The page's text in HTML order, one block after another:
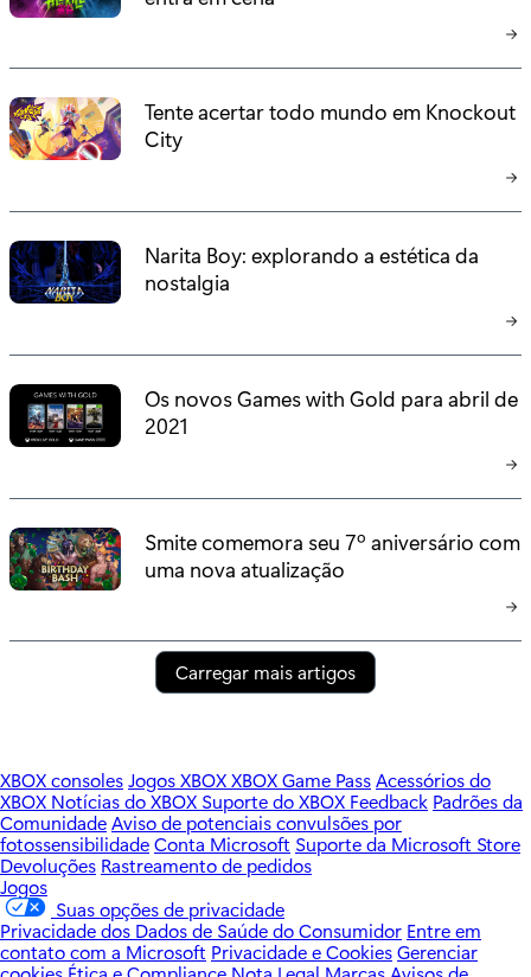
Tente acertar todo mundo em Knockout
City
Narita Boy: explorando a estética da
nostalgia
Os novos Games with Gold para abril de
2021
Smite comemora seu 7º aniversário com
uma nova atualização
Carregar mais artigos
XBOX consolesJogos XBOXXBOX Game PassAcessórios do
XBOX Notícias do XBOX Suporte do XBOX Feedback Padrões da
ComunidadeAviso de potenciais convulsões por
fotossensibilidadeConta Microsoft Suporte da Microsoft Store
Devoluções Rastreamento de pedidos
Jogos
Suas opções de privacidade
Privacidade dos Dados de Saúde do Consumidor Entre em
contato com a Microsoft Privacidade e CookiesGerenciar